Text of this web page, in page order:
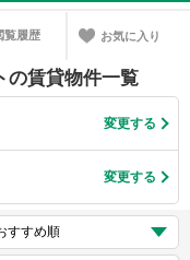
覧履歴 お気に入り
の賃貸物件一覧
変更する
変更する